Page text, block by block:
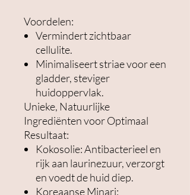
Voordelen:
Vermindert zichtbaar
cellulite.
Minimaliseert striae voor een
gladder, steviger
huidoppervlak.
Unieke, Natuurlijke
Ingrediënten voor Optimaal
Resultaat:
Kokosolie: Antibacterieel en
rijk aan laurinezuur, verzorgt
en voedt de huid diep.
Koreaanse Minari: